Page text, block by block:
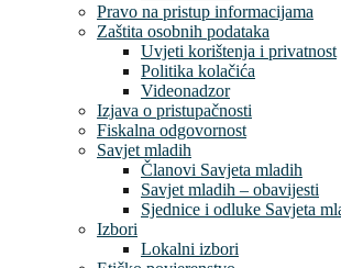
Pravo na pristup informacijama
Zaštita osobnih podataka
Uvjeti korištenja i privatnost
Politika kolačića
Videonadzor
Izjava o pristupačnosti
Fiskalna odgovornost
Savjet mladih
Članovi Savjeta mladih
Savjet mladih – obavijesti
Sjednice i odluke Savjeta
Izbori
Lokalni izbori